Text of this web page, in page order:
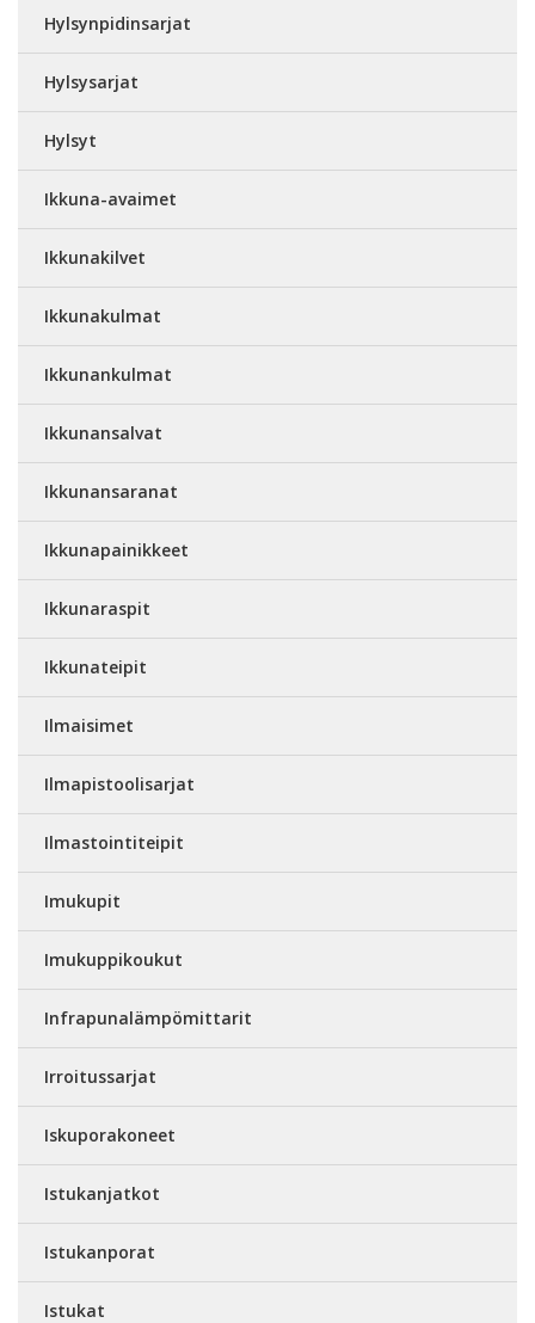
Hylsynpidinsarjat
Hylsysarjat
Hylsyt
Ikkuna-avaimet
Ikkunakilvet
Ikkunakulmat
Ikkunankulmat
Ikkunansalvat
Ikkunansaranat
Ikkunapainikkeet
Ikkunaraspit
Ikkunateipit
Ilmaisimet
Ilmapistoolisarjat
Ilmastointiteipit
Imukupit
Imukuppikoukut
Infrapunalämpömittarit
Irroitussarjat
Iskuporakoneet
Istukanjatkot
Istukanporat
Istukat